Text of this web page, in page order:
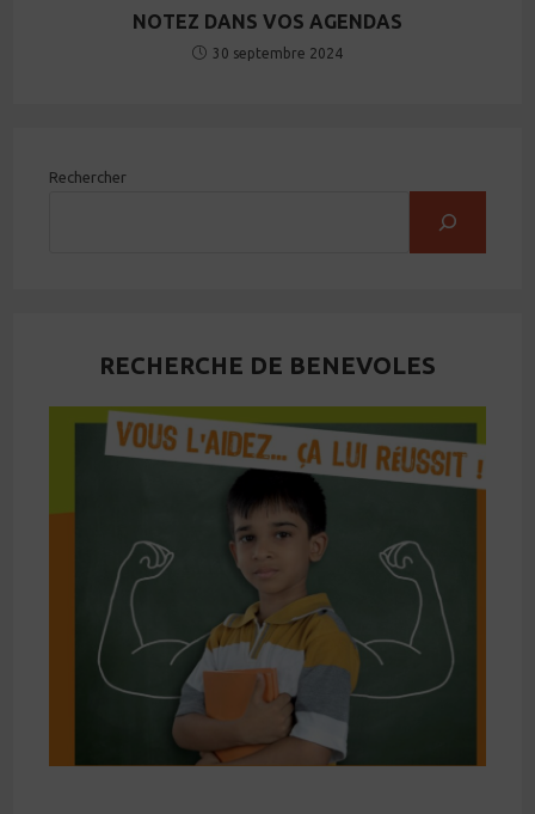
NOTEZ DANS VOS AGENDAS
30 septembre 2024
Rechercher
RECHERCHE DE BENEVOLES